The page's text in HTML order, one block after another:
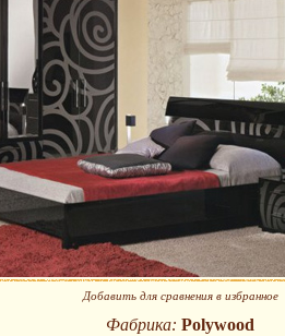
Добавить для сравнения в избранное
Фабрика: Polywood